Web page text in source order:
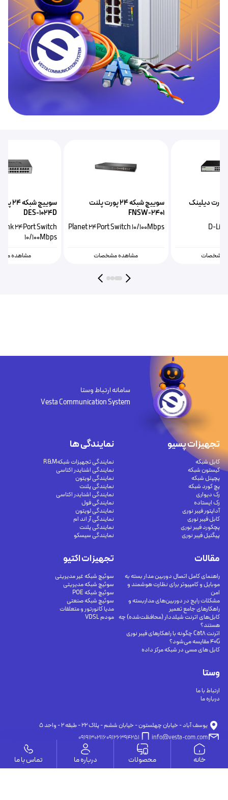
سوییچ شبکه ۲۴ پورت دیلینک
D-Link 24Port Switch
سوییچ شبکه ۲۴ پورت پلنت
Planet 24Port Switch 10/100Mbps
سامانه ارتباط وستا
Vesta Communication System
وستا
ارتباط با ما
درباره ما
تجهیزات پسیو
کابل شبکه
کیستون شبکه
پچپنل شبکه
پچ کورد شبکه
رک دیواری
رک ایستاده
آداپتور فیبر نوری
کابل فیبر نوری
پچکورد فیبر نوری
پیگتیل فیبر نوری
تجهیزات اکتیو
سوئیچ شبکه غیر مدیریتی
سوئیچ شبکه مدیریتی
سوئیچ شبکه POE
سوئیچ شبکه صنعتی
مدیا کانورتور و متعلقات
مودم VDSL
نمایندگی ها
نمایندگی تجهیزات شبکهR&M
نمایندگی اشنایدر اکتاسی
نمایندگی لویتون
نمایندگی پلنت
نمایندگی اشنایدر اکتاسی
نمایندگی فول
نمایندگی لویتون
نمایندگی آر اند ام
نمایندگی پلنت
نمایندگی سیسکو
مقالات
راهنمای کامل اتصال دوربین مدار بسته به
موبایل و کامپیوتر برای نظارت هوشمند و
امن
مشکلات رایج در دوربین‌های مداربسته و
راهکارهای جامع تعمیر
کابل‌های اترنت شیلددار (محافظت‌شده) چه
هستند؟
اترنت Cat8 چگونه با راهکارهای فیبر نوری
40G مقایسه می‌شود؟
کابل های مسی در شبکه مرکز داده
يوسف آباد - خيابان چهلستون - خيابان ششم - پلاك ٢٢ - طبقه ٢ - واحد ٥
info@vesta-com.com
09126394251
09191302116
خانه محصولات درباره ما تماس با ما